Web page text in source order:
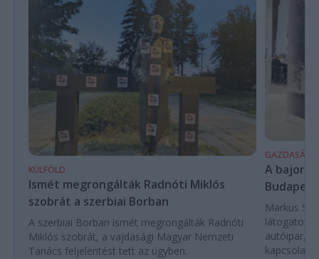
KÜLFÖLD
Ismét megrongálták Radnóti Miklós
szobrát a szerbiai Borban
A szerbiai Borban ismét megrongálták Radnóti
Miklós szobrát, a vajdasági Magyar Nemzeti
Tanács feljelentést tett az ügyben.
GAZDASÁG
A bajor
Markus
látogatott
autóipar,